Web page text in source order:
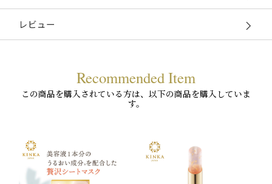
レビュー
Recommended Item
この商品を購入されている方は、以下の商品を購入していま
す。